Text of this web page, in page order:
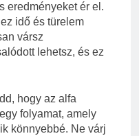
eredményeket ér el.
idő és türelem
vársz
lehetsz, és ez
hogy az alfa
folyamat, amely
könnyebbé. Ne várj